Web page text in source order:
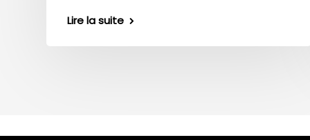
Lire la suite